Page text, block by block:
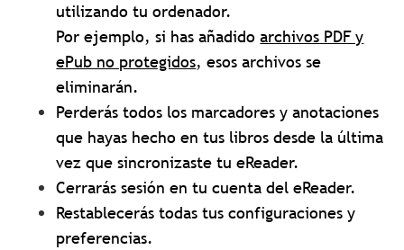
utilizando tu ordenador.
Por ejemplo, si has añadidoarchivos PDF y
ePub no protegidos, esos archivos se
eliminarán.
Perderás todos los marcadores y anotaciones
que hayas hecho en tus libros desde la última
vez que sincronizaste tu eReader.
Cerrarás sesión en tu cuenta del eReader.
Restablecerás todas tus configuraciones y
preferencias.